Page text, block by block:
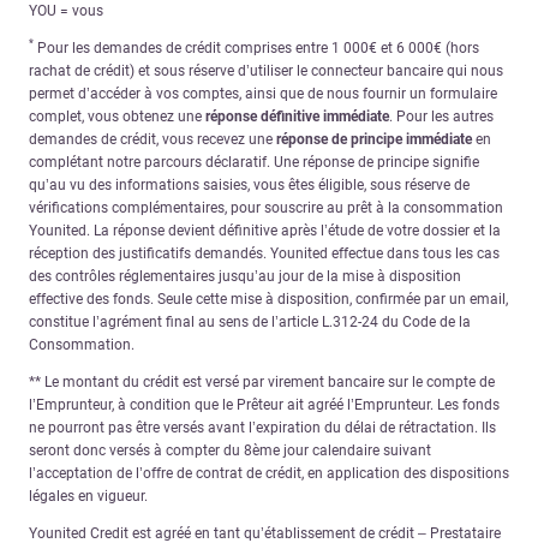
YOU = vous
* Pour les demandes de crédit comprises entre 1 000€ et 6 000€ (hors
rachat de crédit) et sous réserve d’utiliser le connecteur bancaire qui nous
permet d’accéder à vos comptes, ainsi que de nous fournir un formulaire
complet, vous obtenez une réponse définitive immédiate. Pour les autres
demandes de crédit, vous recevez une réponse de principe immédiateen
complétant notre parcours déclaratif. Une réponse de principe signifie
qu’au vu des informations saisies, vous êtes éligible, sous réserve de
vérifications complémentaires, pour souscrire au prêt à la consommation
Younited. La réponse devient définitive après l’étude de votre dossier et la
réception des justificatifs demandés. Younited effectue dans tous les cas
des contrôles réglementaires jusqu’au jour de la mise à disposition
effective des fonds. Seule cette mise à disposition, confirmée par un email,
constitue l’agrément final au sens de l’article L.312-24 du Code de la
Consommation.
** Le montant du crédit est versé par virement bancaire sur le compte de
l’Emprunteur, à condition que le Prêteur ait agréé l’Emprunteur. Les fonds
ne pourront pas être versés avant l’expiration du délai de rétractation. Ils
seront donc versés à compter du 8ème jour calendaire suivant
l’acceptation de l’offre de contrat de crédit, en application des dispositions
légales en vigueur.
Younited Credit est agréé en tant qu’établissement de crédit – Prestataire